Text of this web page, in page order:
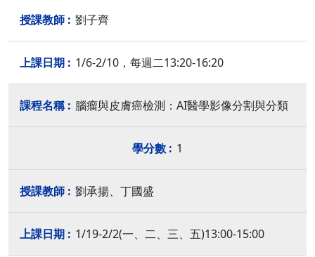
劉子齊
1/6-2/10，每週二13:20-16:20
腦瘤與皮膚癌檢測：AI醫學影像分割與分類
1
劉承揚、丁國盛
1/19-2/2(一、二、三、五)13:00-15:00